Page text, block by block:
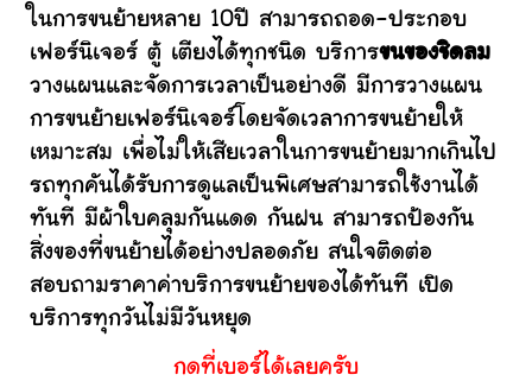
ในการขนย้ายหลาย 10ปี สามารถถอด-ประกอบ
เฟอร์นิเจอร์ ตู้ เตียงได้ทุกชนิด บริการขนของชิดลม
วางแผนและจัดการเวลาเป็นอย่างดี มีการวางแผน
การขนย้ายเฟอร์นิเจอร์โดยจัดเวลาการขนย้ายให้
เหมาะสม เพื่อไม่ให้เสียเวลาในการขนย้ายมากเกินไป
รถทุกคันได้รับการดูแลเป็นพิเศษสามารถใช้งานได้
ทันที มีผ้าใบคลุมกันแดด กันฝน สามารถป้องกัน
สิ่งของที่ขนย้ายได้อย่างปลอดภัย สนใจติดต่อ
สอบถามราคาค่าบริการขนย้ายของได้ทันที เปิด
บริการทุกวันไม่มีวันหยุด
กดที่เบอร์ได้เลยครับ